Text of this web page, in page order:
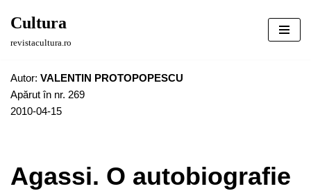
Sari
Cultura
revistacultura.ro
Autor: VALENTIN PROTOPOPESCU
Apărut în nr. 269
2010-04-15
Agassi. O autobiografie